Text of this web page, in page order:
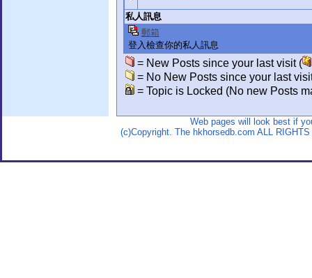
私人訊息
郵箱
登入檢查你的私人訊息
= New Posts since your last visit (
= No New Posts since your last
= Topic is Locked (No new Posts
Web pages will look best if
(c)Copyright. The hkhorsedb.com ALL